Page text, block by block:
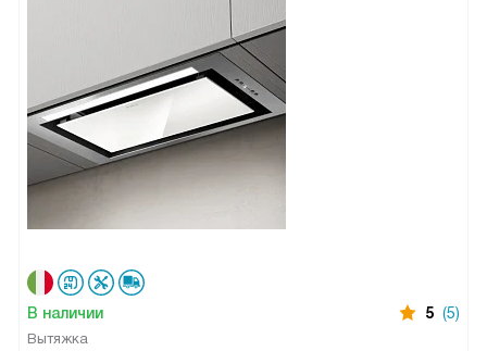
В наличии 5 (5)
Вытяжка